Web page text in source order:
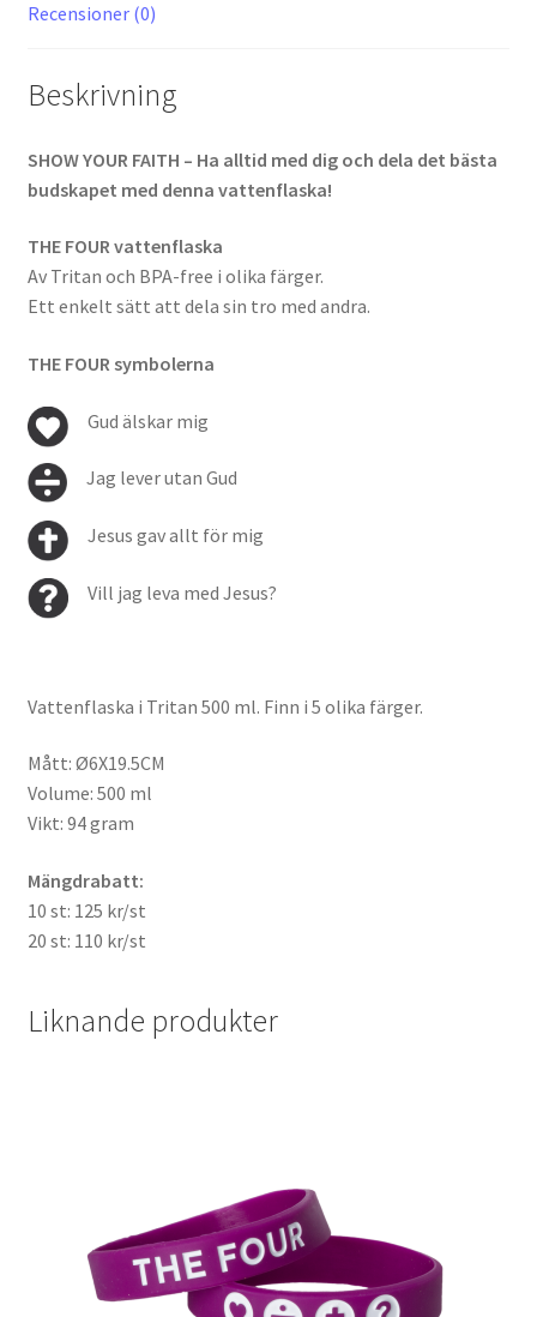
Recensioner (0)
Beskrivning
SHOW YOUR FAITH – Ha alltid med dig och dela det bästa
budskapet med denna vattenflaska!
THE FOUR vattenflaska
Av Tritan och BPA-free i olika färger.
Ett enkelt sätt att dela sin tro med andra.
THE FOUR symbolerna
Gud älskar mig
Jag lever utan Gud
Jesus gav allt för mig
Vill jag leva med Jesus?
Vattenflaska i Tritan 500 ml. Finn i 5 olika färger.
Mått: Ø6X19.5CM
Volume: 500 ml
Vikt: 94 gram
Mängdrabatt:
10 st: 125 kr/st
20 st: 110 kr/st
Liknande produkter